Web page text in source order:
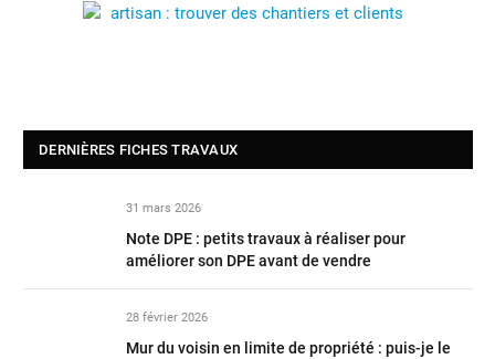
DERNIÈRES FICHES TRAVAUX
31 mars 2026
Note DPE : petits travaux à réaliser pour
améliorer son DPE avant de vendre
28 février 2026
Mur du voisin en limite de propriété : puis-je le